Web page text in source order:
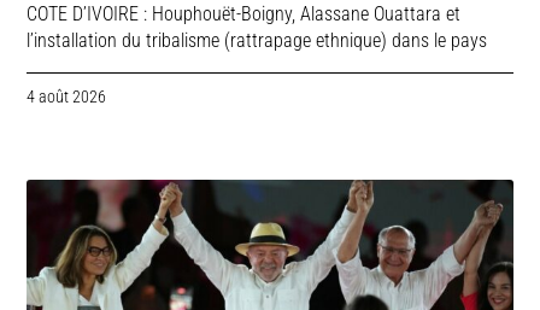
COTE D’IVOIRE : Houphouët-Boigny, Alassane Ouattara et
l’installation du tribalisme (rattrapage ethnique) dans le pays
4 août 2026